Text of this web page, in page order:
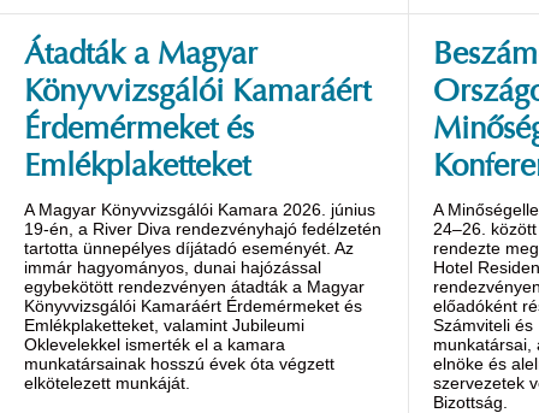
Átadták a Magyar
Könyvvizsgálói Kamaráért
Érdemérmeket és
Emlékplaketteket
A Magyar Könyvvizsgálói Kamara 2026. június
19-én, a River Diva rendezvényhajó fedélzetén
tartotta ünnepélyes díjátadó eseményét. Az
immár hagyományos, dunai hajózással
egybekötött rendezvényen átadták a Magyar
Könyvvizsgálói Kamaráért Érdemérmeket és
Emlékplaketteket, valamint Jubileumi
Oklevelekkel ismerték el a kamara
munkatársainak hosszú évek óta végzett
elkötelezett munkáját.
A
24–26.
rendezte
Hotel
előadóként
Számviteli és
munkatársai,
elnöke és
szervezetek
Bizottság.